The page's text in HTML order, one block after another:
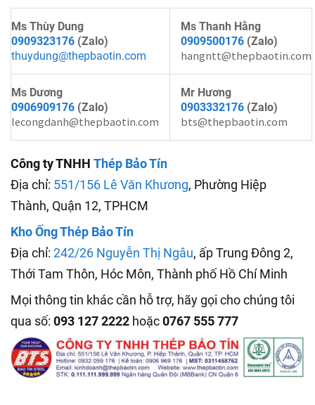
Ms Thùy Dung
0909323176 (Zalo)
thuydung@thepbaotin.com
Ms Thanh Hằng
0909500176 (Zalo)
hangntt@thepbaotin.com
Ms Dương
0906909176 (Zalo)
lecongdanh@thepbaotin.com
Mr Hương
0903332176 (Zalo)
bts@thepbaotin.com
Công ty TNHH Thép Bảo Tín
Địa chỉ: 551/156 Lê Văn Khương, Phường Hiệp
Thành, Quận 12, TPHCM
Kho Ống Thép Bảo Tín
Địa chỉ: 242/26 Nguyễn Thị Ngâu, ấp Trung Đông 2,
Thới Tam Thôn, Hóc Môn, Thành phố Hồ Chí Minh
Mọi thông tin khác cần hỗ trợ, hãy gọi cho chúng tôi
qua số: 093 127 2222 hoặc0767 555 777